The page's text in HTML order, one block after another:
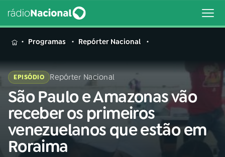
MENU
Buscar
na
Rádio
Nacional
Buscar
AO VIVO
Programas Repórter Nacional
EPISÓDIO Repórter Nacional
São Paulo e Amazonas vão
receber os primeiros
venezuelanos que estão em
Roraima